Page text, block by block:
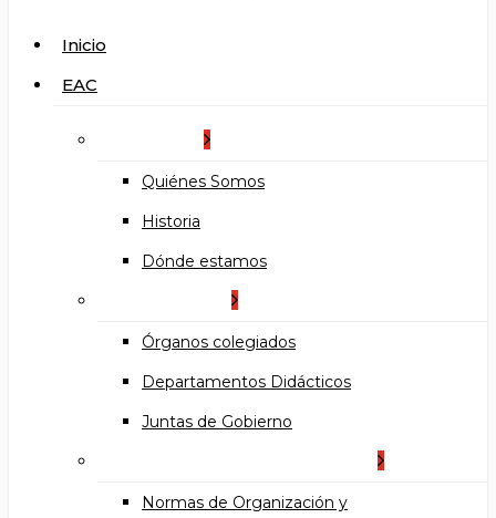
search
Menu
Inicio
EAC
Quiénes Somos
Historia
Dónde estamos
Órganos colegiados
Departamentos Didácticos
Juntas de Gobierno
Normas de Organización y